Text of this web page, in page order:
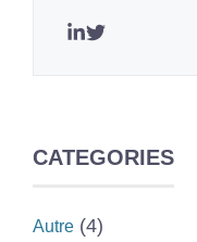
CATEGORIES
Autre (4)